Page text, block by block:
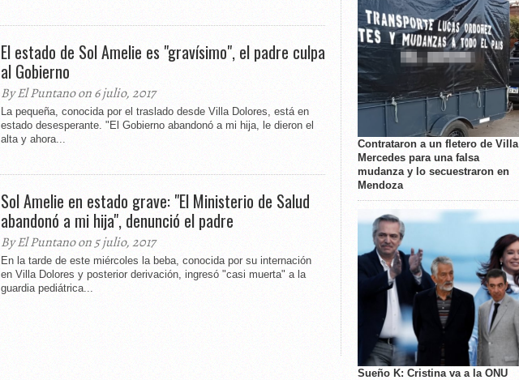
El estado de Sol Amelie es "gravísimo", el padre culpa
al Gobierno
By El Puntano on 6 julio, 2017
La pequeña, conocida por el traslado desde Villa Dolores, está en
estado desesperante. "El Gobierno abandonó a mi hija, le dieron el
alta y ahora...
Sol Amelie en estado grave: "El Ministerio de Salud
abandonó a mi hija", denunció el padre
By El Puntano on 5 julio, 2017
En la tarde de este miércoles la beba, conocida por su internación
en Villa Dolores y posterior derivación, ingresó "casi muerta" a la
guardia pediátrica...
Contrataron a un fletero de Villa
Mercedes para una falsa
mudanza y lo secuestraron en
Mendoza
Sueño K: Cristina va a la ONU